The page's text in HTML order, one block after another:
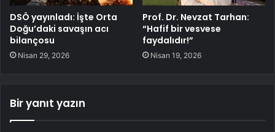
DSÖ yayınladı: İşte Orta
Doğu’daki savaşın acı
bilançosu
Nisan 29, 2026
Prof. Dr. Nevzat Tarhan:
“Hafif bir vesvese
faydalıdır!”
Nisan 19, 2026
Bir yanıt yazın